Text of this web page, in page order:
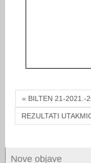
« BILTEN 21-2021.-
REZULTATI
Nove objave